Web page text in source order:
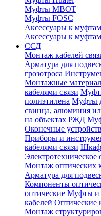
Муфты МВОТ
Муфты FOSC
Аксессуары к муфтам
Аксессуары к
ССД
Монтаж кабелей
Арматура для
грозотроса
Монтажные
кабелями связи
полиэтилена Муфты
свинца, алюминия
на объектах РЖД
Оконечные
Приборы и
кабелями связи
Электротехническое
Монтаж оптических
Арматура для
Компоненты
оптические Муфты и
кабелей Оптические
Монтаж